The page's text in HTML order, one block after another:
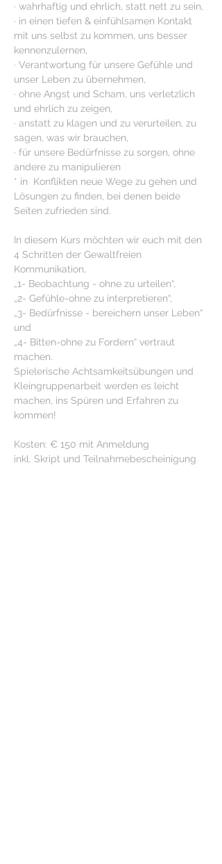
· wahrhaftig und ehrlich, statt nett zu sein,
· in einen tiefen & einfühlsamen Kontakt
mit uns selbst zu kommen, uns besser
kennenzulernen,
· Verantwortung für unsere Gefühle und
unser Leben zu übernehmen,
· ohne Angst und Scham, uns verletzlich
und ehrlich zu zeigen,
· anstatt zu klagen und zu verurteilen, zu
sagen, was wir brauchen,
· für unsere Bedürfnisse zu sorgen, ohne
andere zu manipulieren
* in  Konflikten neue Wege zu gehen und
Lösungen zu finden, bei denen beide
Seiten zufrieden sind.
In diesem Kurs möchten wir euch mit den
4 Schritten der Gewaltfreien
Kommunikation,
„1- Beobachtung - ohne zu urteilen“,
„2- Gefühle-ohne zu interpretieren“,
„3- Bedürfnisse - bereichern unser Leben“
und
„4- Bitten-ohne zu Fordern“ vertraut
machen.
Spielerische Achtsamkeitsübungen und
Kleingruppenarbeit werden es leicht
machen, ins Spüren und Erfahren zu
kommen!
Kosten: € 150 mit Anmeldung
inkl. Skript und Teilnahmebescheinigung